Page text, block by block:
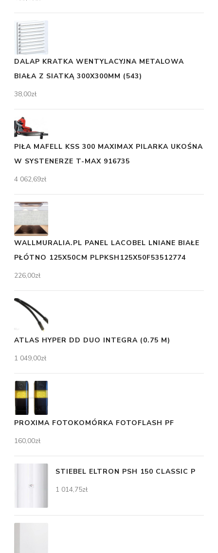
DALAP KRATKA WENTYLACYJNA METALOWA
BIAŁA Z SIATKĄ 300X300MM (543)
38,00zł
PIŁA MAFELL KSS 300 MAXIMAX PILARKA UKOŚNA
W SYSTENERZE T-MAX 916735
4 062,69zł
WALLMURALIA.PL PANEL LACOBEL LNIANE BIAŁE
PŁÓTNO 125X50CM PLPKSH125X50F53512774
226,00zł
ATLAS HYPER DD DUO INTEGRA (0.75 M)
1 049,00zł
PROXIMA FOTOKOMÓRKA FOTOFLASH PF
160,00zł
STIEBEL ELTRON PSH 150 CLASSIC P
1 014,75zł